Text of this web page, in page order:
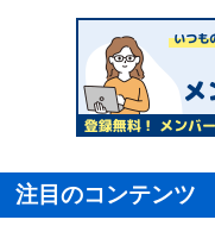
注目のコンテンツ